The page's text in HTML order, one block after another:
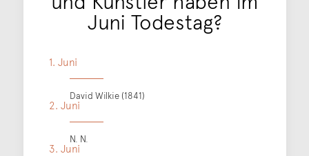
Juni Todestag?
1. Juni
David Wilkie (1841)
2. Juni
N. N.
3. Juni